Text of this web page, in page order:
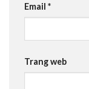
Email *
Trang web